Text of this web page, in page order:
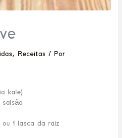
, Receitas / Por
kale)
1 lasca da raiz